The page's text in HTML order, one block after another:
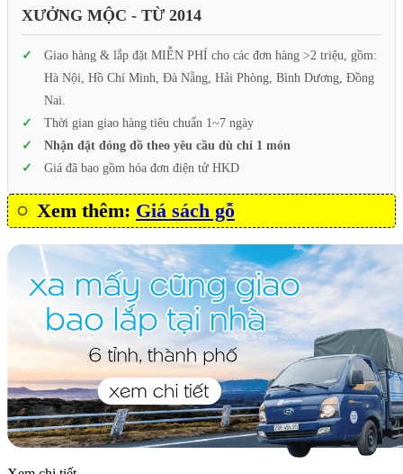
XƯỞNG MỘC - TỪ 2014
Giao hàng & lắp đặt MIỄN PHÍ cho các đơn hàng >2 triệu, gồm:
Hà Nội, Hồ Chí Minh, Đà Nẵng, Hải Phòng, Bình Dương, Đồng
Nai.
Thời gian giao hàng tiêu chuẩn 1~7 ngày
Nhận đặt đóng đồ theo yêu cầu dù chỉ 1 món
Giá đã bao gồm hóa đơn điện tử HKD
Xem thêm: Giá sách gỗ